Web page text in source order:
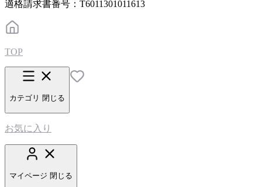
適格請求書番号：T6011301011613
TOP
カテゴリ 閉じる
お気に入り
マイページ 閉じる